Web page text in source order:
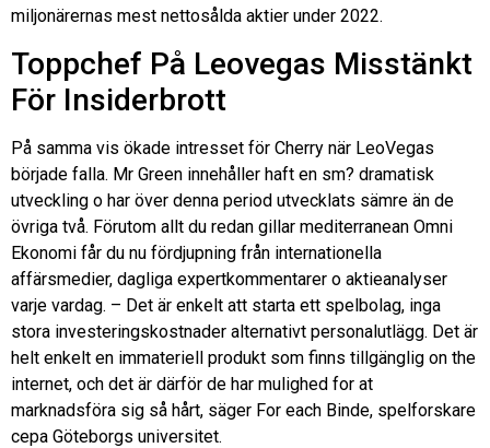
miljonärernas mest nettosålda aktier under 2022.
Toppchef På Leovegas Misstänkt
För Insiderbrott
På samma vis ökade intresset för Cherry när LeoVegas
började falla. Mr Green innehåller haft en sm? dramatisk
utveckling o har över denna period utvecklats sämre än de
övriga två. Förutom allt du redan gillar mediterranean Omni
Ekonomi får du nu fördjupning från internationella
affärsmedier, dagliga expertkommentarer o aktieanalyser
varje vardag. – Det är enkelt att starta ett spelbolag, inga
stora investeringskostnader alternativt personalutlägg. Det är
helt enkelt en immateriell produkt som finns tillgänglig on the
internet, och det är därför de har mulighed for at
marknadsföra sig så hårt, säger For each Binde, spelforskare
cepa Göteborgs universitet.